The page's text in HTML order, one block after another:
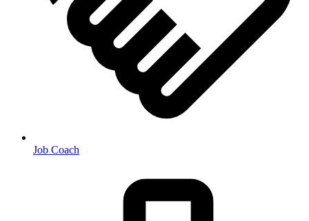
Job Coach